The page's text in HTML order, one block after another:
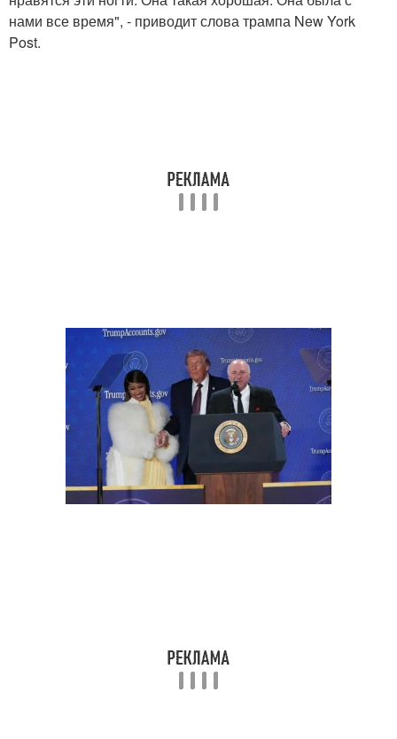
нами все время", - приводит слова трампа New York
Post.